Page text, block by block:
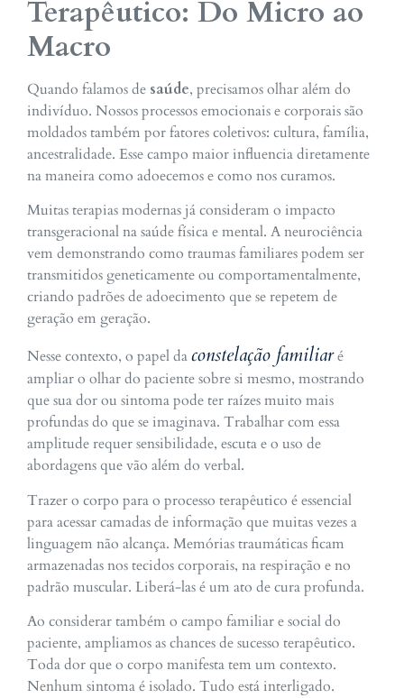
Terapêutico: Do Micro ao
Macro
Quando falamos de saúde, precisamos olhar além do
indivíduo. Nossos processos emocionais e corporais são
moldados também por fatores coletivos: cultura, família,
ancestralidade. Esse campo maior influencia diretamente
na maneira como adoecemos e como nos curamos.
Muitas terapias modernas já consideram o impacto
transgeracional na saúde física e mental. A neurociência
vem demonstrando como traumas familiares podem ser
transmitidos geneticamente ou comportamentalmente,
criando padrões de adoecimento que se repetem de
geração em geração.
Nesse contexto, o papel daconstelação familiaré
ampliar o olhar do paciente sobre si mesmo, mostrando
que sua dor ou sintoma pode ter raízes muito mais
profundas do que se imaginava. Trabalhar com essa
amplitude requer sensibilidade, escuta e o uso de
abordagens que vão além do verbal.
Trazer o corpo para o processo terapêutico é essencial
para acessar camadas de informação que muitas vezes a
linguagem não alcança. Memórias traumáticas ficam
armazenadas nos tecidos corporais, na respiração e no
padrão muscular. Liberá-las é um ato de cura profunda.
Ao considerar também o campo familiar e social do
paciente, ampliamos as chances de sucesso terapêutico.
Toda dor que o corpo manifesta tem um contexto.
Nenhum sintoma é isolado. Tudo está interligado.